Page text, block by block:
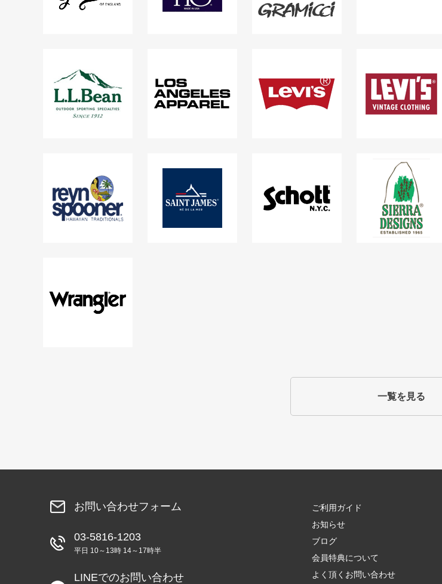
一覧を見る
お問い合わせフォーム
03-5816-1203
平日 10～13時 14～17時半
LINEでのお問い合わせ
ご利用ガイド
お知らせ
ブログ
会員特典について
よく頂くお問い合わせ